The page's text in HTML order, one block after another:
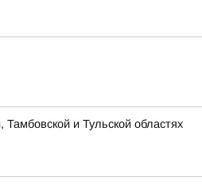
и Тульской областях